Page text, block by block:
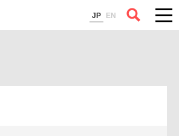
JP EN